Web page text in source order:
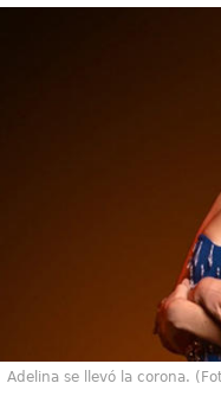
Adelina se llevó la corona.